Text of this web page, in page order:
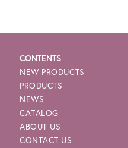
CONTENTS
NEW PRODUCTS
PRODUCTS
NEWS
CATALOG
ABOUT US
CONTACT US